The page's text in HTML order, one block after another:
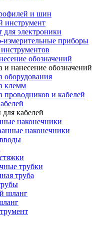
и шин
инструмент
для электроники
измерительные приборы
обозначений
и нанесение обозначений
оборудования
клемм
проводников и кабелей
кабелей
наконечники
наконечники
трубки
труба
шланг